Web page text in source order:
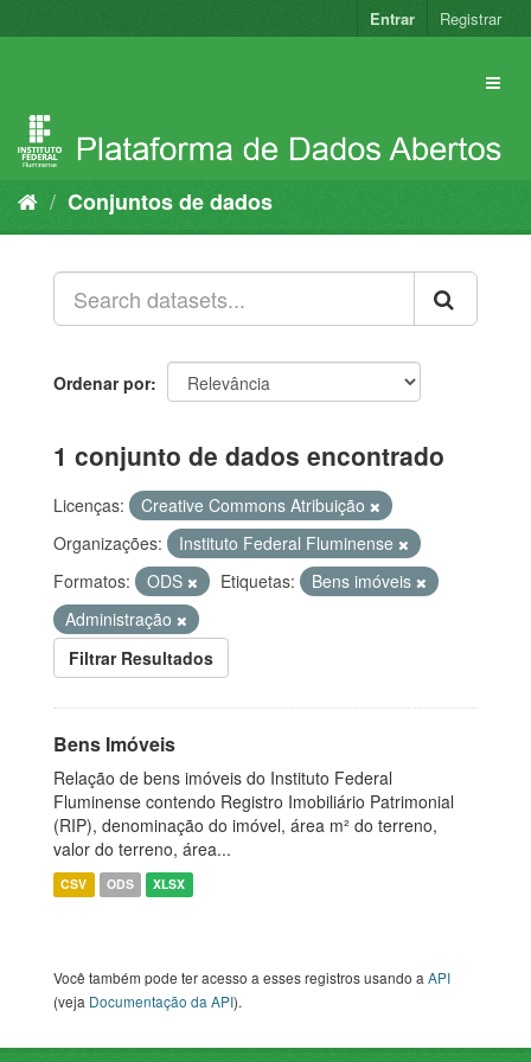
para
Entrar Registrar
Conjuntos de dados
Ordenar por
1 conjunto de dados encontrado
Licenças:
Creative Commons Atribuição
Organizações:
Instituto Federal Fluminense
Formatos:
ODS Etiquetas:
Bens imóveis
Administração
Filtrar Resultados
Bens Imóveis
Relação de bens imóveis do Instituto Federal
Fluminense contendo Registro Imobiliário Patrimonial
(RIP), denominação do imóvel, área m² do terreno,
valor do terreno, área...
CSV ODS XLSX
Você também pode ter acesso a esses registros usando aAPI
(veja Documentação da API).